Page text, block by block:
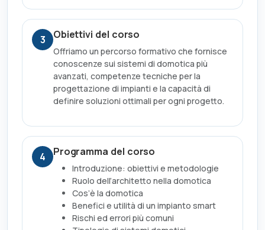
3 Obiettivi del corso
Offriamo un percorso formativo che fornisce
conoscenze sui sistemi di domotica più
avanzati, competenze tecniche per la
progettazione di impianti e la capacità di
definire soluzioni ottimali per ogni progetto.
4 Programma del corso
Introduzione: obiettivi e metodologie
Ruolo dell’architetto nella domotica
Cos’è la domotica
Benefici e utilità di un impianto smart
Rischi ed errori più comuni